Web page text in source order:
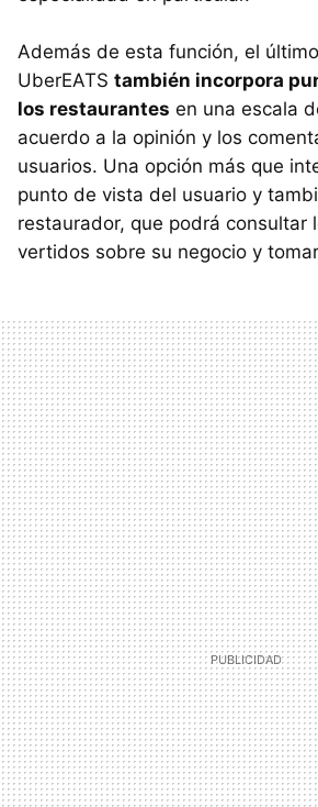
Además de esta función, el
UberEATS también incorpora
los restaurantes en una escala
acuerdo a la opinión y los
usuarios. Una opción más que
punto de vista del usuario y
restaurador, que podrá consultar
vertidos sobre su negocio y